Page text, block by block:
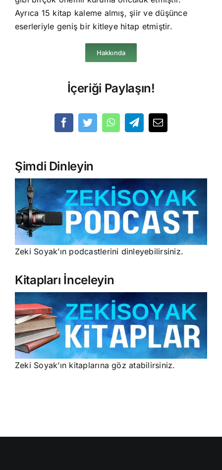
Ayrıca 15 kitap kaleme almış, şiir ve düşünce
eserleriyle geniş bir kitleye hitap etmiştir.
Hakkında
İçeriği Paylaşın!
Şimdi Dinleyin
Zeki Soyak’ın podcastlerini dinleyebilirsiniz.
Kitapları İnceleyin
Zeki Soyak’ın kitaplarına göz atabilirsiniz.